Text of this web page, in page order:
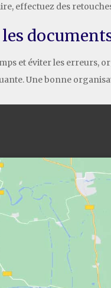
effectuez des
et éviter les erreurs,
Une bonne